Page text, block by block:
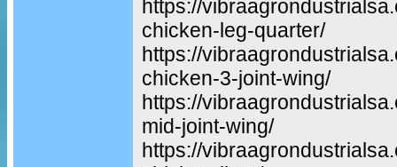
https://
chicken-leg-quarter/
https://
chicken-3-joint-wing/
https://
mid-joint-wing/
https://